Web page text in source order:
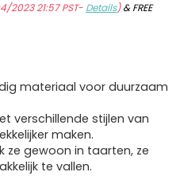
21:57 PST- Details)&FREE
materiaal voor duurzaam
verschillende stijlen van
maken.
ze gewoon in taarten, ze
te vallen.